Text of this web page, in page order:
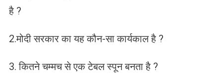
है ?
2.मोदी सरकार का यह कौन-सा कार्यकाल है ?
3. कितने चम्मच से एक टेबल स्पून बनता है ?